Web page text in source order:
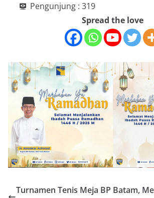
Pengunjung : 319
Spread the love
Turnamen Tenis Meja BP Batam,